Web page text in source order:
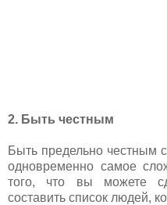
2. Быть честным
Быть предельно
одновременно самое
того, что вы можете
составить список людей,